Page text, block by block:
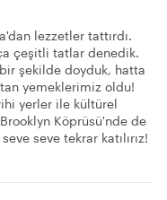
lezzetler tattırdı.
çeşitli tatlar denedik.
şekilde doyduk, hatta
yemeklerimiz oldu!
yerler ile kültürel
Köprüsü'nde de
seve tekrar katılırız!